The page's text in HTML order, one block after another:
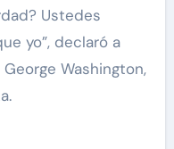
Ustedes
yo”, declaró a
Washington,